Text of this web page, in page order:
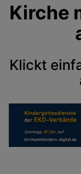
Kirche
Klickt